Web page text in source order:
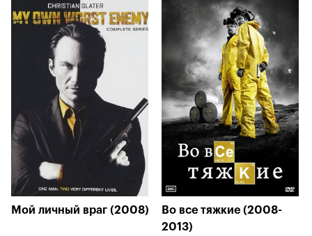
Мой личный враг (2008)
Во все тяжкие (2008-
2013)